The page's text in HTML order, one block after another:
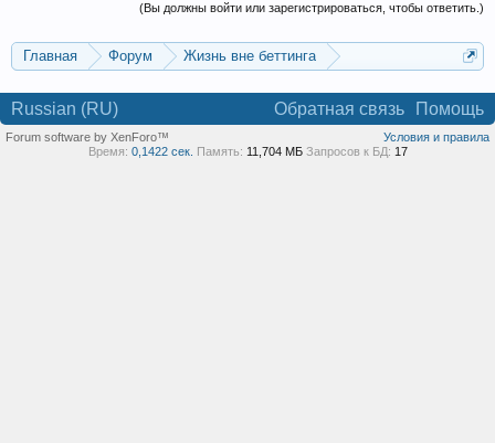
(Вы должны войти или зарегистрироваться, чтобы ответить.)
Главная Форум
Жизнь вне беттинга
Russian (RU) Обратная связь Помощь
Условия и правила
Forum software by XenForo™
Время: 0,1422 сек. Память: 11,704 МБ Запросов к БД: 17